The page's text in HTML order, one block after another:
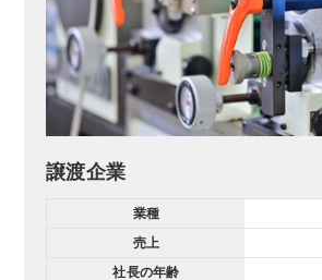
譲渡企業
業種
売上
社長の年齢